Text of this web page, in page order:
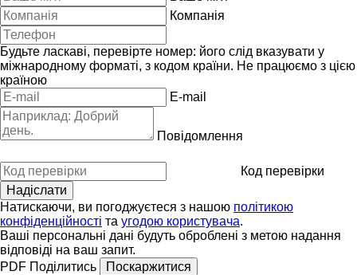
Компанія
Будьте ласкаві, перевірте номер: його слід вказувати у
міжнародному форматі, з кодом країни. Не працюємо з цією
країною
E-mail
Повідомлення
Код перевірки
Натискаючи, ви погоджуєтеся з нашою політикою
конфіденційності та угодою користувача.
Ваші персональні дані будуть оброблені з метою надання
відповіді на ваш запит.
PDF Поділитись
Поскаржитися